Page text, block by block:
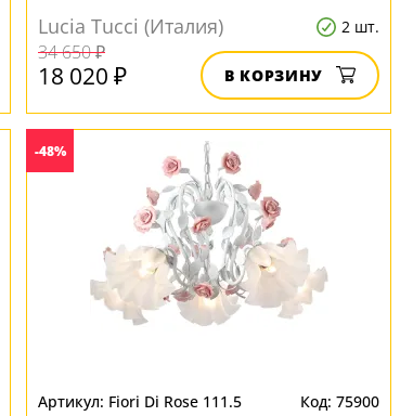
Lucia Tucci (Италия)
2 шт.
34 650 ₽
18 020 ₽ В КОРЗИНУ
-48%
Fiori Di Rose 111.5 75900